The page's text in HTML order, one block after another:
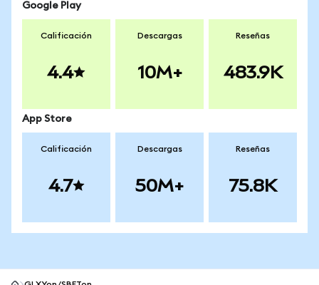
Google Play
Calificación
4.4
Descargas
10M+
Reseñas
483.9K
App Store
Calificación
4.7
Descargas
50M+
Reseñas
75.8K